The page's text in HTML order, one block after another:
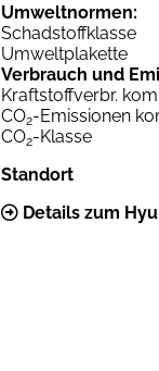
Umweltnormen:
Schadstoffklasse
Umweltplakette
Verbrauch und
Kraftstoffverbr.
CO2-Emissionen
CO2-Klasse
Standort
Details zum